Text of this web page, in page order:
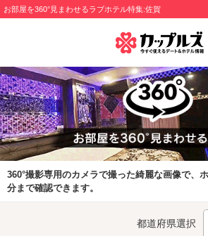
お部屋を360°見まわせるラブホテル特集:佐賀
360°撮影専用のカメラで撮った綺麗な画像で、
分まで確認できます。
都道府県選択